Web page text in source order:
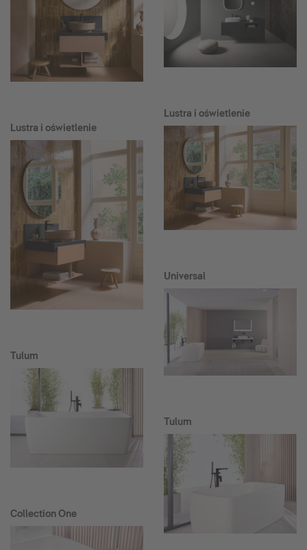
Lustra i oświetlenie
Tulum
Collection One
Lustra i oświetlenie
Universal
Tulum